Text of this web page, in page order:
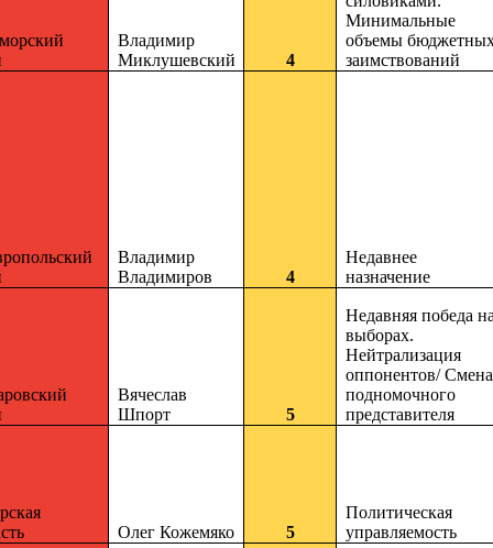
Владимир
Миклушевский
4
Минимальные
объемы
заимствований
Владимир
Владимиров
4
Недавнее
назначение
Вячеслав
Шпорт
5
Недавняя победа
выборах.
Нейтрализация
оппонентов/ Смена
подномочного
представителя
Олег Кожемяко 5
Политическая
управляемость